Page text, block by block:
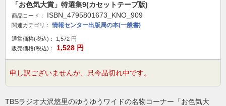
「お色気大賞」特選集9(カセットテープ版)
商品コード： ISBN_4795801673_KNO_909
関連カテゴリ： 情報センター出版局の本(一般書)
通常価格(税込)： 1,572 円
販売価格(税込)：
1,528 円
申し訳ございませんが、只今品切れ中です。
TBSラジオ大沢悠里のゆうゆうワイドの名物コーナー「お色気大